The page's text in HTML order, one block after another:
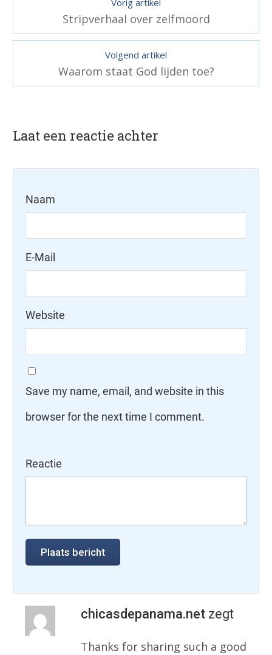
Vorig artikel
Stripverhaal over zelfmoord
Volgend artikel
Waarom staat God lijden toe?
Laat een reactie achter
Naam
E-Mail
Website
Save my name, email, and website in this
browser for the next time I comment.
Reactie
chicasdepanama.net zegt
Thanks for sharing such a good